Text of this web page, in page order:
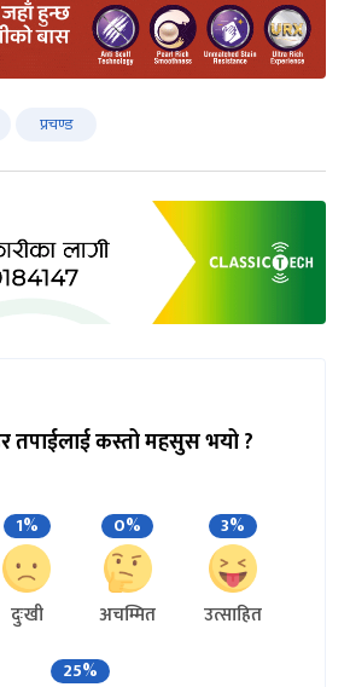
प्रचण्ड
तपाईलाई कस्तो महसुस भयो ?
1%
दुःखी
0%
अचम्मित
3%
उत्साहित
25%